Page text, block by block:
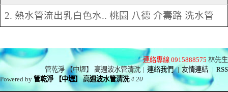
2. 熱水管流出乳白色水.. 桃園 八德 介壽路 洗水管
連絡專線 0915888575 林先生
管乾淨 【中壢】 高週波水管清洗 | 連絡我們 | 友情連結 | RSS
Powered by管乾淨 【中壢】 高週波水管清洗 4.20